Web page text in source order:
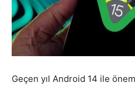
Geçen yıl Android 14 ile